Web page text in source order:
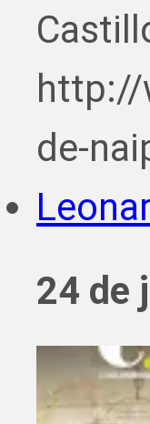
http://
de-
24 de